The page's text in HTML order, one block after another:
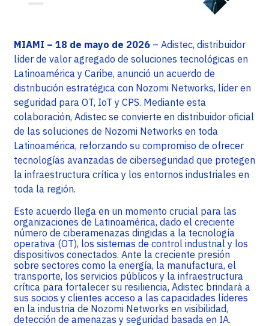
MIAMI – 18 de mayo de 2026 – Adistec, distribuidor
líder de valor agregado de soluciones tecnológicas en
Latinoamérica y Caribe, anunció un acuerdo de
distribución estratégica con Nozomi Networks, líder en
seguridad para OT, IoT y CPS. Mediante esta
colaboración, Adistec se convierte en distribuidor oficial
de las soluciones de Nozomi Networks en toda
Latinoamérica, reforzando su compromiso de ofrecer
tecnologías avanzadas de ciberseguridad que protegen
la infraestructura crítica y los entornos industriales en
toda la región.
Este acuerdo llega en un momento crucial para las
organizaciones de Latinoamérica, dado el creciente
número de ciberamenazas dirigidas a la tecnología
operativa (OT), los sistemas de control industrial y los
dispositivos conectados. Ante la creciente presión
sobre sectores como la energía, la manufactura, el
transporte, los servicios públicos y la infraestructura
crítica para fortalecer su resiliencia, Adistec brindará a
sus socios y clientes acceso a las capacidades líderes
en la industria de Nozomi Networks en visibilidad,
detección de amenazas y seguridad basada en IA.